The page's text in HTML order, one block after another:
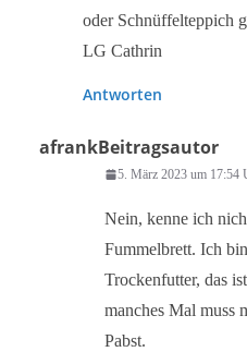
oder Schnüffelteppich
LG Cathrin
Antworten
afrankBeitragsautor
5. März 2023 um 17:54
Nein, kenne ich
Fummelbrett. Ich
Trockenfutter, das
manches Mal muss
Pabst.